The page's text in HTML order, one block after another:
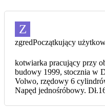
Z
zgredPoczątkujący
kotwiarka pracujący przy
budowy 1999, stocznia w
Volwo, rzędowy 6
Napęd jednośróbowy.